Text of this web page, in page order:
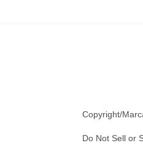
Copyright/
Do Not Sell or